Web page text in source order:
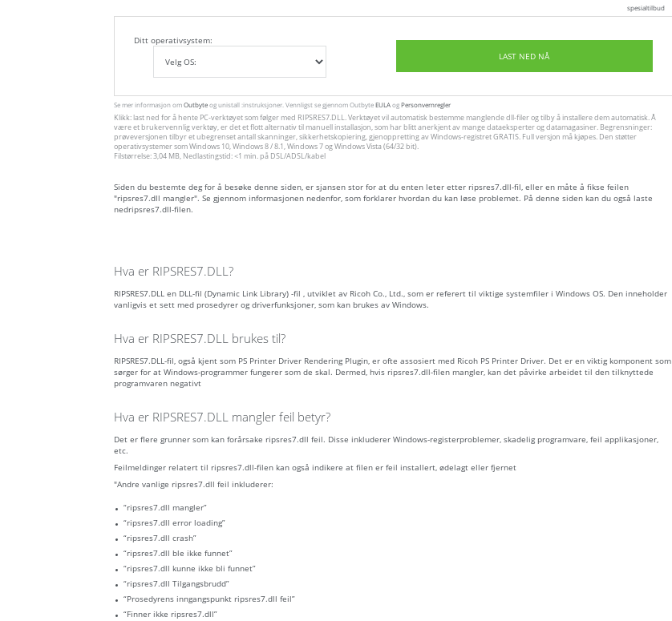
spesialtilbud
Ditt operativsystem:
LAST NED NÅ
Se mer informasjon omOutbyteog unistall :instruksjoner. Vennligst se gjennom OutbyteEULAogPersonvernregler
Klikk: last ned for å hente PC-verktøyet som følger med RIPSRES7.DLL. Verktøyet vil automatisk bestemme manglende dll-filer og tilby å installere dem automatisk. Å
være et brukervennlig verktøy, er det et flott alternativ til manuell installasjon, som har blitt anerkjent av mange dataeksperter og datamagasiner. Begrensninger:
prøveversjonen tilbyr et ubegrenset antall skanninger, sikkerhetskopiering, gjenoppretting av Windows-registret GRATIS. Full versjon må kjøpes. Den støtter
operativsystemer som Windows 10, Windows 8 / 8.1, Windows 7 og Windows Vista (64/32 bit).
Filstørrelse: 3,04 MB, Nedlastingstid: <1 min. på DSL/ADSL/kabel
Siden du bestemte deg for å besøke denne siden, er sjansen stor for at du enten leter etter ripsres7.dll-fil, eller en måte å fikse feilen
"ripsres7.dll mangler". Se gjennom informasjonen nedenfor, som forklarer hvordan du kan løse problemet. På denne siden kan du også laste
nedripsres7.dll-filen.
Hva er RIPSRES7.DLL?
RIPSRES7.DLL en DLL-fil (Dynamic Link Library) -fil , utviklet av Ricoh Co., Ltd., som er referert til viktige systemfiler i Windows OS. Den inneholder
vanligvis et sett med prosedyrer og driverfunksjoner, som kan brukes av Windows.
Hva er RIPSRES7.DLL brukes til?
RIPSRES7.DLL-fil, også kjent som PS Printer Driver Rendering Plugin, er ofte assosiert med Ricoh PS Printer Driver. Det er en viktig komponent som
sørger for at Windows-programmer fungerer som de skal. Dermed, hvis ripsres7.dll-filen mangler, kan det påvirke arbeidet til den tilknyttede
programvaren negativt
Hva er RIPSRES7.DLL mangler feil betyr?
Det er flere grunner som kan forårsake ripsres7.dll feil. Disse inkluderer Windows-registerproblemer, skadelig programvare, feil applikasjoner,
etc.
Feilmeldinger relatert til ripsres7.dll-filen kan også indikere at filen er feil installert, ødelagt eller fjernet
"Andre vanlige ripsres7.dll feil inkluderer:
“ripsres7.dll mangler”
“ripsres7.dll error loading”
“ripsres7.dll crash”
“ripsres7.dll ble ikke funnet”
“ripsres7.dll kunne ikke bli funnet”
“ripsres7.dll Tilgangsbrudd”
“Prosedyrens inngangspunkt ripsres7.dll feil”
“Finner ikke ripsres7.dll”